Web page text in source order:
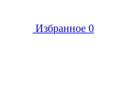
Избранное 0